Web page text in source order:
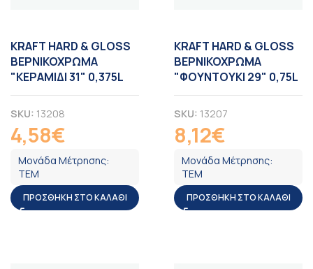
KRAFT HARD & GLOSS
ΒΕΡΝΙΚΟΧΡΩΜΑ
"ΚΕΡΑΜΙΔΙ 31" 0,375L
SKU: 13208
4,58€
Μονάδα Μέτρησης:
ΤΕΜ
ΠΡΟΣΘΉΚΗ ΣΤΟ ΚΑΛΆΘΙ
KRAFT HARD & GLOSS
ΒΕΡΝΙΚΟΧΡΩΜΑ
"ΦΟΥΝΤΟΥΚΙ 29" 0,75L
SKU: 13207
8,12€
Μονάδα Μέτρησης:
ΤΕΜ
ΠΡΟΣΘΉΚΗ ΣΤΟ ΚΑΛΆΘΙ